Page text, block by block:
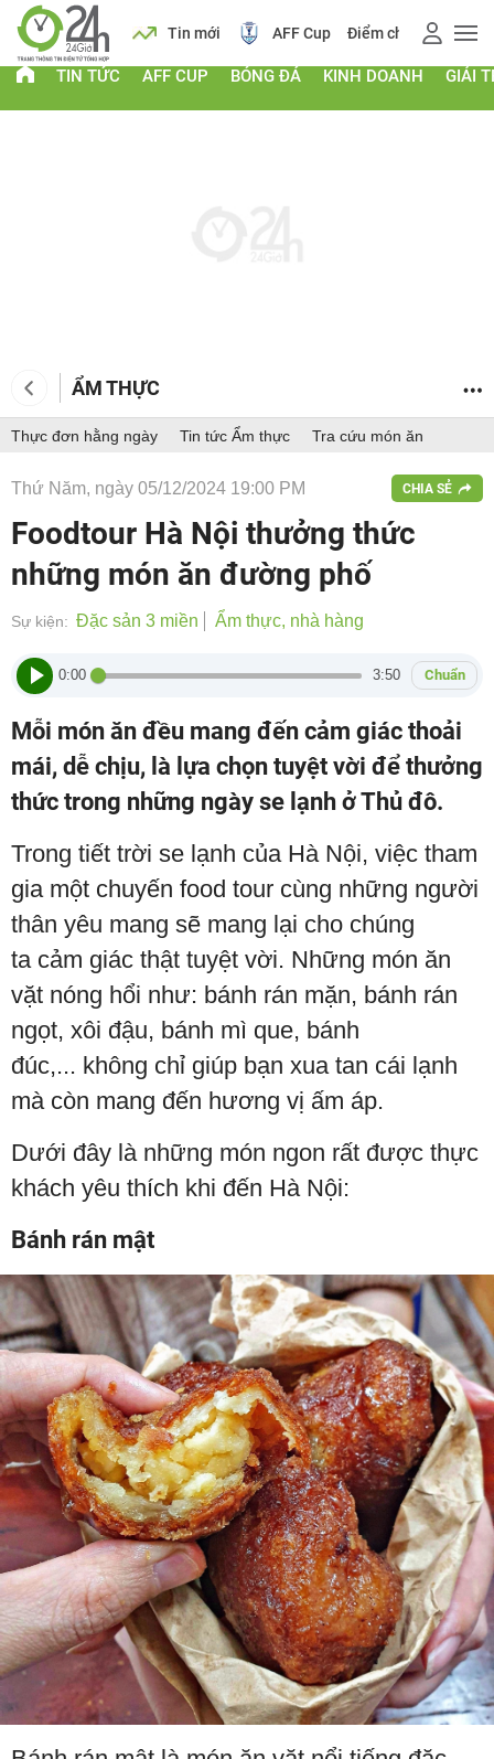
Tin mới AFF Cup Điểm chuẩn 2026 Giá vàng
TIN TỨC AFF CUP BÓNG ĐÁ KINH DOANH GIẢI
ẨM THỰC
Thực đơn hằng ngày Tin tức Ẩm thực Tra cứu món ăn
Thứ Năm, ngày 05/12/2024 19:00 PM CHIA SẺ
Foodtour Hà Nội thưởng thức
những món ăn đường phố
Sự kiện: Đặc sản 3 miền Ẩm thực, nhà hàng
0:00 3:50 Chuẩn
Mỗi món ăn đều mang đến cảm giác thoải
mái, dễ chịu, là lựa chọn tuyệt vời để thưởng
thức trong những ngày se lạnh ở Thủ đô.
Trong tiết trời se lạnh của Hà Nội, việc tham
gia một chuyến food tour cùng những người
thân yêu mang sẽ mang lại cho chúng
ta cảm giác thật tuyệt vời. Những món ăn
vặt nóng hổi như: bánh rán mặn, bánh rán
ngọt, xôi đậu, bánh mì que, bánh
đúc,... không chỉ giúp bạn xua tan cái lạnh
mà còn mang đến hương vị ấm áp.
Dưới đây là những món ngon rất được thực
khách yêu thích khi đến Hà Nội:
Bánh rán mật